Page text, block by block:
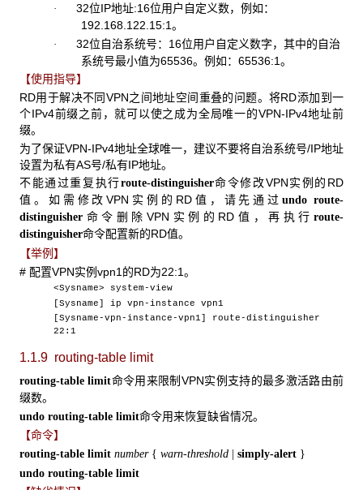
·
32位IP地址:16位用户自定义数，例如：
192.168.122.15:1。
·
32位自治系统号：16位用户自定义数字，其中的自治
系统号最小值为65536。例如：65536:1。
【使用指导】
RD用于解决不同VPN之间地址空间重叠的问题。将RD添加到一
个IPv4前缀之前，就可以使之成为全局唯一的VPN-IPv4地址前
缀。
为了保证VPN-IPv4地址全球唯一，建议不要将自治系统号/IP地址
设置为私有AS号/私有IP地址。
不能通过重复执行route-distinguisher命令修改VPN实例的RD
值。如需修改VPN实例的RD值，请先通过undo route-
distinguisher 命令删除VPN实例的RD值，再执行 route-
distinguisher命令配置新的RD值。
【举例】
# 配置VPN实例vpn1的RD为22:1。
<Sysname> system-view
[Sysname] ip vpn-instance vpn1
[Sysname-vpn-instance-vpn1] route-distinguisher
22:1
1.1.9 routing-table limit
routing-table limit命令用来限制VPN实例支持的最多激活路由前
缀数。
undo routing-table limit命令用来恢复缺省情况。
【命令】
routing-table limit number { warn-threshold simply-alert }
undo routing-table limit